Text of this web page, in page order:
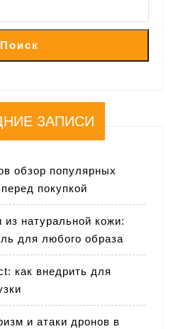
Поиск
ЗАПИСИ
обзор популярных
покупкой
натуральной кожи:
для любого образа
как внедрить для
и атаки дронов в